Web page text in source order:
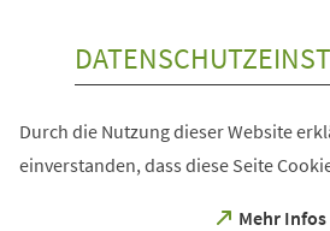
Durch die Nutzung dieser Website
einverstanden, dass diese Seite
Mehr Infos
(Öffnet